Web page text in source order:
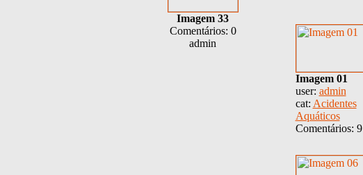
Imagem 33
Comentários: 0
admin
Imagem 01
user: admin
cat: Acidentes
Aquáticos
Comentários: 9